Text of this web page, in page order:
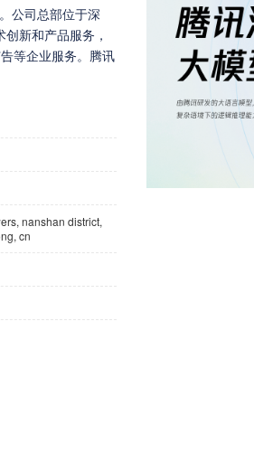
公司总部位于深
新和产品服务，
等企业服务。腾讯
nanshan district,
cn